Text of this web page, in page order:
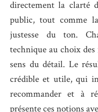
directement la clarté
public, tout comme
justesse du ton.
technique au choix
sens du détail. Le
crédible et utile, qui
recommander et à
présente ces notions